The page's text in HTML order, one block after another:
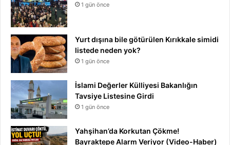
1 gün önce
Yurt dışına bile götürülen Kırıkkale simidi
listede neden yok?
1 gün önce
İslami Değerler Külliyesi Bakanlığın
Tavsiye Listesine Girdi
1 gün önce
Yahşihan’da Korkutan Çökme!
Bayraktepe Alarm Veriyor (Video-Haber)